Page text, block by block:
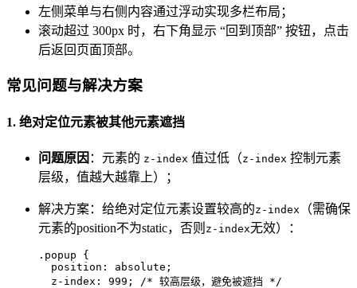
左侧菜单与右侧内容通过浮动实现多栏布局；
滚动超过 300px 时，右下角显示 “回到顶部” 按钮，点击
后返回页面顶部。
常见问题与解决方案
1. 绝对定位元素被其他元素遮挡
问题原因 ：元素的 z-index 值过低（z-index 控制元素
层级，值越大越靠上）；
解决方案：给绝对定位元素设置较高的z-index
（需确保
元素的position不为static，否则 z-index无效）：
.popup {
position : absolute;
z-index : 999 ; /* 较高层级，避免被遮挡 */